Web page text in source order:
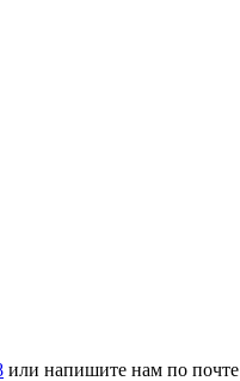
или напишите нам по почте